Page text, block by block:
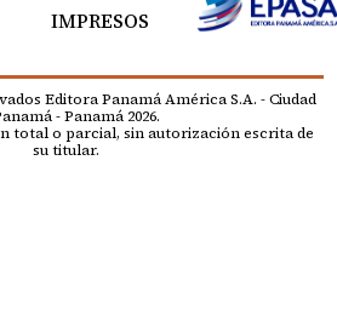
IMPRESOS
Editora Panamá América S.A. - Ciudad
- Panamá 2026.
total o parcial, sin autorización escrita de
su titular.